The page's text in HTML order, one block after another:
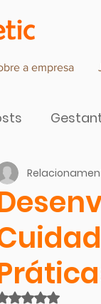
a empresa
de
Avaliado com